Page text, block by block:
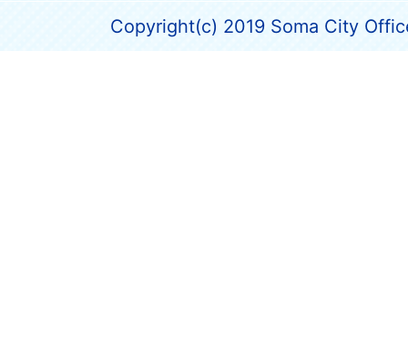
Copyright(c) 2019 Soma City